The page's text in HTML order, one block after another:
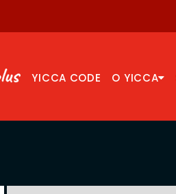
YICCA CODE O YICCA